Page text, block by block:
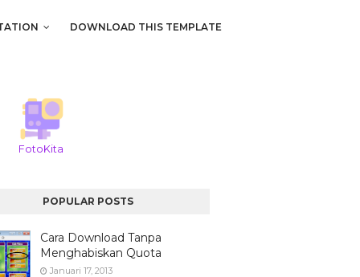
DOWNLOAD THIS TEMPLATE
FotoKita
POPULAR POSTS
Cara Download Tanpa
Menghabiskan Quota
Januari 17, 2013